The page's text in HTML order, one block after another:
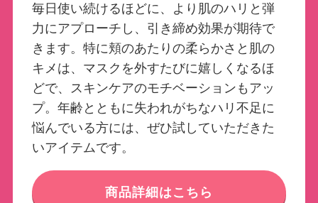
毎日使い続けるほどに、より肌のハリと弾
力にアプローチし、引き締め効果が期待で
きます。特に頬のあたりの柔らかさと肌の
キメは、マスクを外すたびに嬉しくなるほ
どで、スキンケアのモチベーションもアッ
プ。年齢とともに失われがちなハリ不足に
悩んでいる方には、ぜひ試していただきた
いアイテムです。
商品詳細はこちら